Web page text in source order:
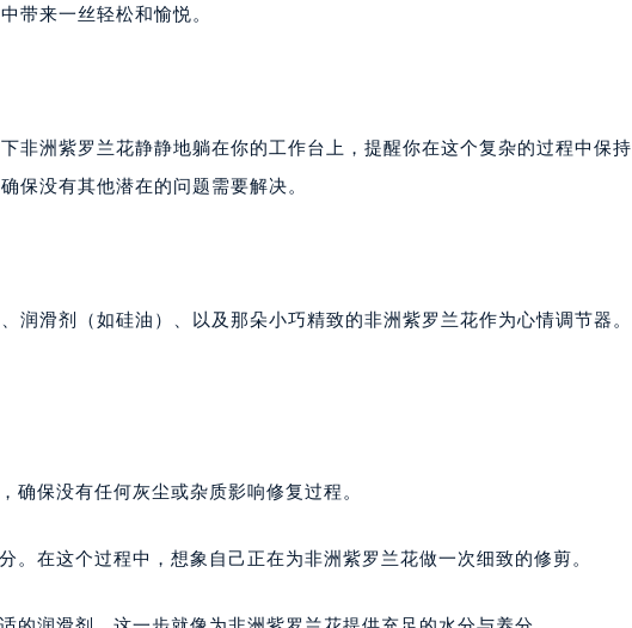
带来一丝轻松和愉悦。
非洲紫罗兰花静静地躺在你的工作台上，提醒你在这个复杂的过程中保持
保没有其他潜在的问题需要解决。
润滑剂（如硅油）、以及那朵小巧精致的非洲紫罗兰花作为心情调节器。
确保没有任何灰尘或杂质影响修复过程。
。在这个过程中，想象自己正在为非洲紫罗兰花做一次细致的修剪。